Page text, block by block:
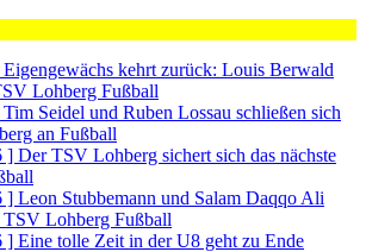
Eigengewächs kehrt zurück: Louis Berwald
Lohberg Fußball
Tim Seidel und Ruben Lossau schließen sich
an Fußball
] Der TSV Lohberg sichert sich das nächste
] Leon Stubbemann und Salam Daqqo Ali
TSV Lohberg Fußball
] Eine tolle Zeit in der U8 geht zu Ende